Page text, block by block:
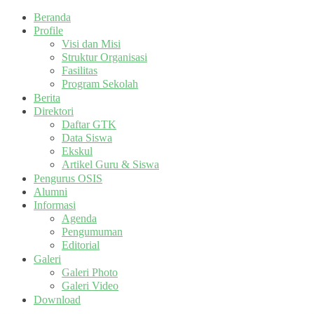
Beranda
Profile
Visi dan Misi
Struktur Organisasi
Fasilitas
Program Sekolah
Berita
Direktori
Daftar GTK
Data Siswa
Ekskul
Artikel Guru & Siswa
Pengurus OSIS
Alumni
Informasi
Agenda
Pengumuman
Editorial
Galeri
Galeri Photo
Galeri Video
Download